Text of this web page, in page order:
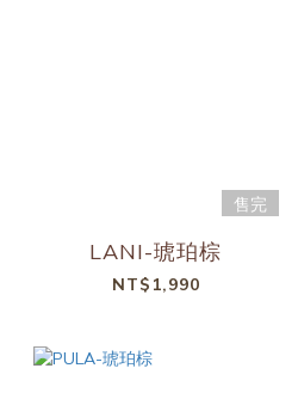
售完
LANI-琥珀棕
NT$1,990